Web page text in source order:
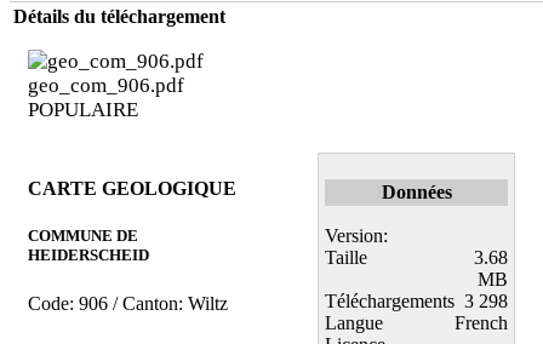
Détails du téléchargement
geo_com_906.pdf
POPULAIRE
CARTE GEOLOGIQUE
COMMUNE DE
HEIDERSCHEID
Code: 906 / Canton: Wiltz
Données
Version:
Taille
3.68
MB
Téléchargements 3 298
Langue
French